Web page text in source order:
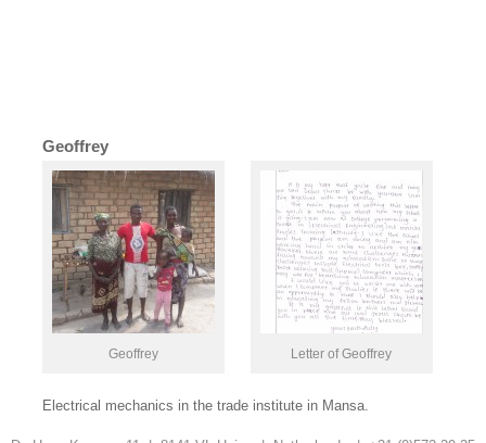
Geoffrey
Geoffrey Letter of Geoffrey
Electrical mechanics in the trade institute in Mansa.